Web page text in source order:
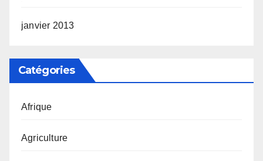
janvier 2013
Catégories
Afrique
Agriculture